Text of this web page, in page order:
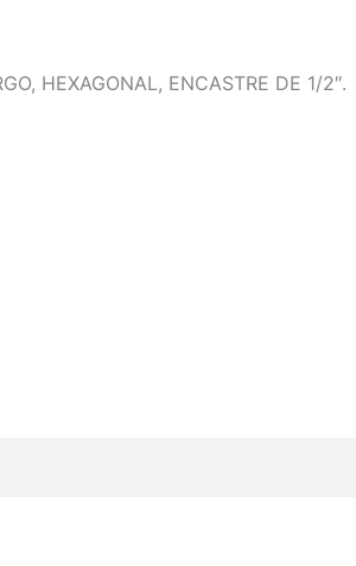
HEXAGONAL, ENCASTRE DE 1/2″.